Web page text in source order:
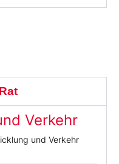
Verkehr
und Verkehr